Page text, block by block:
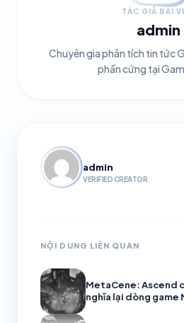
TÁC GIẢ BÀI
admin
Chuyên gia phân tích tin tức
phần cứng tại
admin
VERIFIED CREATOR
NỘI DUNG LIÊN QUAN
MetaCene: Ascend
nghĩa lại dòng game